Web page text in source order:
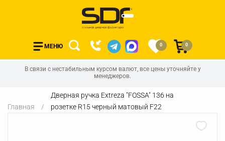
МЕНЮ 0 0
В связи с нестабильным курсом валют, все цены уточняйте у
менеджеров.
Главная
Дверная ручка Extreza "FOSSA" 136 на
розетке R15 черный матовый F22